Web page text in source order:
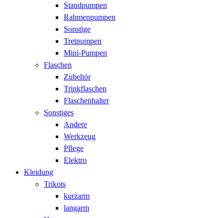
Standpumpen
Rahmenpumpen
Sonstige
Tretpumpen
Mini-Pumpen
Flaschen
Zubehör
Trinkflaschen
Flaschenhalter
Sonstiges
Andere
Werkzeug
Pflege
Elektro
Kleidung
Trikots
kurzarm
langarm